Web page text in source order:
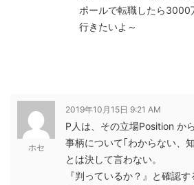
ポールで転職したら3000
行きたいよ～
ホセ
2019年10月15日 9:21 AM
P人は、その立場Position か
事柄について｢わからない、
とは決して言わない。
『判っているか？』と確認